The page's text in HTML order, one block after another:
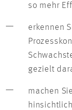
so mehr
erkennen
gezielt
machen